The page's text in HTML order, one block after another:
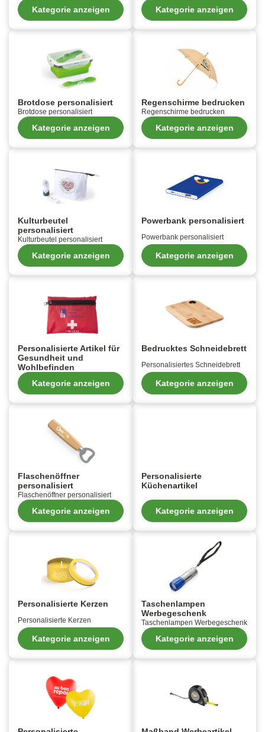
Kategorie anzeigen Kategorie anzeigen
Brotdose personalisiert
Brotdose personalisiert
Kategorie anzeigen
Regenschirme bedrucken
Regenschirme bedrucken
Kategorie anzeigen
Kulturbeutel
personalisiert
Kulturbeutel personalisiert
Kategorie anzeigen
Powerbank personalisiert
Powerbank personalisiert
Kategorie anzeigen
Personalisierte Artikel für
Gesundheit und
Wohlbefinden
Kategorie anzeigen
Bedrucktes Schneidebrett
Personalisiertes Schneidebrett
Kategorie anzeigen
Flaschenöffner
personalisiert
Flaschenöffner personalisiert
Kategorie anzeigen
Personalisierte
Küchenartikel
Kategorie anzeigen
Personalisierte Kerzen
Personalisierte Kerzen
Kategorie anzeigen
Taschenlampen
Werbegeschenk
Taschenlampen Werbegeschenk
Kategorie anzeigen